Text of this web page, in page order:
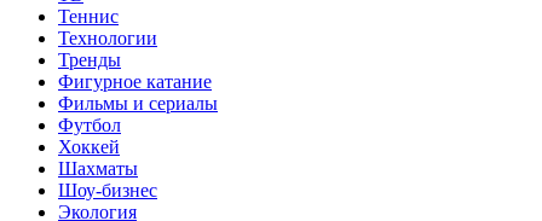
Теннис
Технологии
Тренды
Фигурное катание
Фильмы и сериалы
Футбол
Хоккей
Шахматы
Шоу-бизнес
Экология